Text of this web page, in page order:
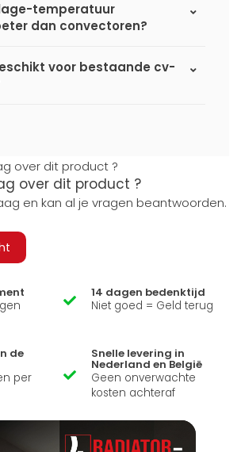
temperatuur
dan convectoren?
voor bestaande cv-
over dit product ?
en kan al je vragen beantwoorden.
14 dagen bedenktijd
Niet goed = Geld terug
de
per
Snelle levering in
Nederland en België
Geen onverwachte
kosten achteraf